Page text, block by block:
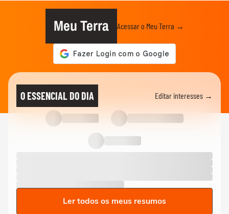
Meu Terra Acessar o Meu Terra →
O ESSENCIAL DO DIA Editar interesses →
Ler todos os meus resumos